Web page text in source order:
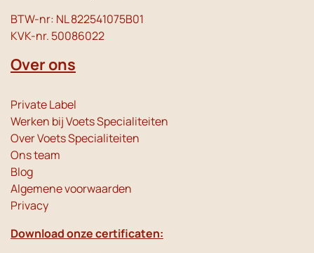
BTW-nr: NL 822541075B01
KVK-nr. 50086022
Over ons
Private Label
Werken bij Voets Specialiteiten
Over Voets Specialiteiten
Ons team
Blog
Algemene voorwaarden
Privacy
Download onze certificaten: